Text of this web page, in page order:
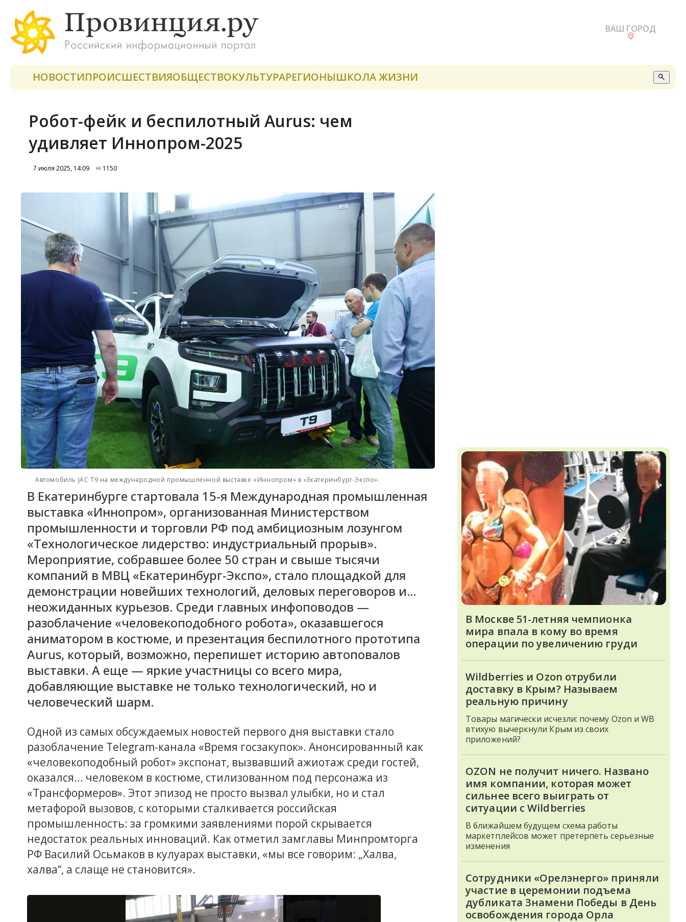
ВАШ ГОРОД
НОВОСТИПРОИСШЕСТВИЯОБЩЕСТВОКУЛЬТУРАРЕГИОНЫШКОЛА ЖИЗНИ
Робот-фейк и беспилотный Aurus: чем
удивляет Иннопром-2025
7 июля 2025, 14:09 1150
Автомобиль JAC T9 на международной промышленной выставке «Иннопром» в «Екатеринбург-Экспо».
В Екатеринбурге стартовала 15-я Международная промышленная
выставка «Иннопром», организованная Министерством
промышленности и торговли РФ под амбициозным лозунгом
«Технологическое лидерство: индустриальный прорыв».
Мероприятие, собравшее более 50 стран и свыше тысячи
компаний в МВЦ «Екатеринбург-Экспо», стало площадкой для
демонстрации новейших технологий, деловых переговоров и…
неожиданных курьезов. Среди главных инфоповодов —
разоблачение «человекоподобного робота», оказавшегося
аниматором в костюме, и презентация беспилотного прототипа
Aurus, который, возможно, перепишет историю автоповалов
выставки. А еще — яркие участницы со всего мира,
добавляющие выставке не только технологический, но и
человеческий шарм.
Одной из самых обсуждаемых новостей первого дня выставки стало
разоблачение Telegram-канала «Время госзакупок». Анонсированный как
«человекоподобный робот» экспонат, вызвавший ажиотаж среди гостей,
оказался… человеком в костюме, стилизованном под персонажа из
«Трансформеров». Этот эпизод не просто вызвал улыбки, но и стал
метафорой вызовов, с которыми сталкивается российская
промышленность: за громкими заявлениями порой скрывается
недостаток реальных инноваций. Как отметил замглавы Минпромторга
РФ Василий Осьмаков в кулуарах выставки, «мы все говорим: „Халва,
халва“, а слаще не становится».
В Москве 51-летняя чемпионка
мира впала в кому во время
операции по увеличению груди
Wildberries и Ozon отрубили
доставку в Крым? Называем
реальную причину
Товары магически исчезли: почему Ozon и WB
втихую вычеркнули Крым из своих
приложений?
OZON не получит ничего. Названо
имя компании, которая может
сильнее всего выиграть от
ситуации с Wildberries
В ближайшем будущем схема работы
маркетплейсов может претерпеть серьезные
изменения
Сотрудники «Орелэнерго» приняли
участие в церемонии подъема
дубликата Знамени Победы в День
освобождения города Орла